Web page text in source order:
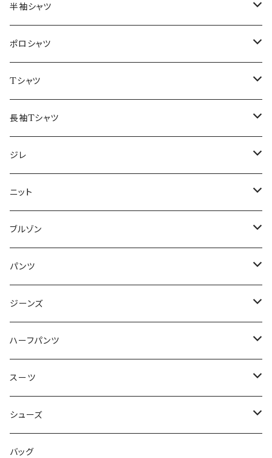
46/M
48/L
50/XL～
～44/S
46/M
48/L
50/XL～
半袖シャツ
～44/S
46/M
48/L
50/XL～
ポロシャツ
～44/S
46/M
48/L
50/XL～
Tシャツ
～44/S
46/M
48/L
50/XL～
長袖Tシャツ
～44/S
46/M
48/L
50/XL～
ジレ
～44/S
46/M
48/L
50/XL～
ニット
～44/S
46/M
48/L
50/XL～
ブルゾン
～44/S
46/M
48/L
50/XL～
パンツ
～44/S
46/M
48/L
50/XL～
ジーンズ
～44/S
46/M
48/L
50/XL～
ハーフパンツ
～44/S
46/M
48/L
スーツ
～44/S
46/M
シューズ
～25.5cm
バッグ